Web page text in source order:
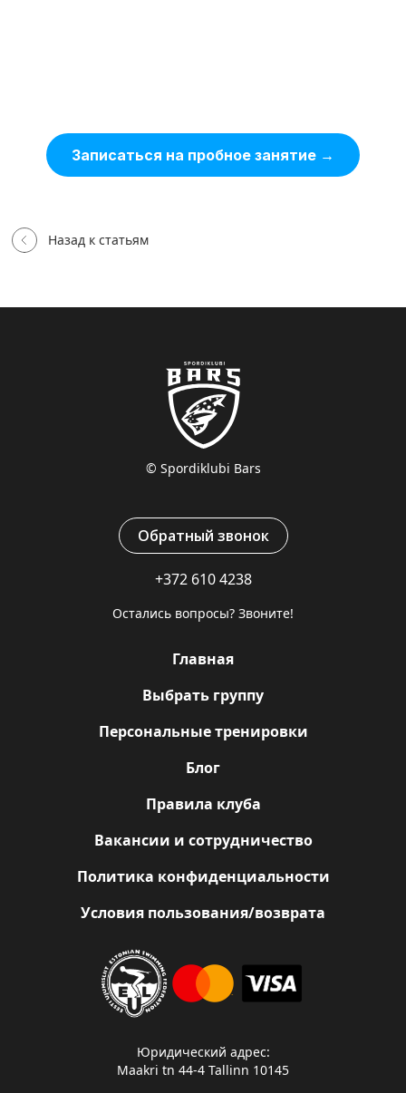
Записаться на пробное занятие →
Назад к статьям
© Spordiklubi Bars
Главная
Выбрать группу
Персональные тренировки
Блог
Правила клуба
Вакансии и сотрудничество
Политика конфиденциальности
Условия пользования/возврата
Обратный звонок
+372 610 4238
Остались вопросы? Звоните!
Юридический адрес:
Maakri tn 44-4 Tallinn 10145